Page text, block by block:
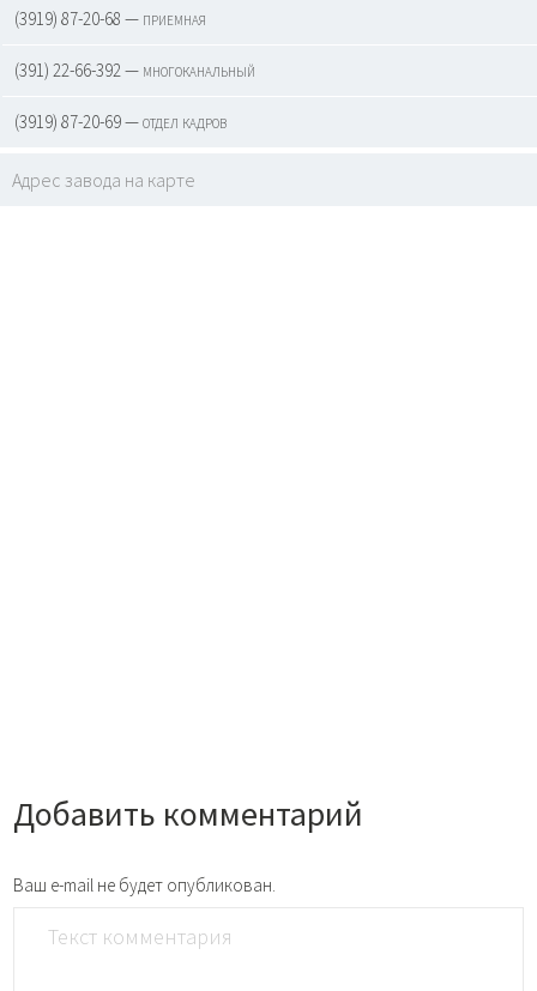
(3919) 87-20-68 — приемная
(391) 22-66-392 — многоканальный
(3919) 87-20-69 — отдел кадров
Адрес завода на карте
Добавить комментарий
Ваш e-mail не будет опубликован.